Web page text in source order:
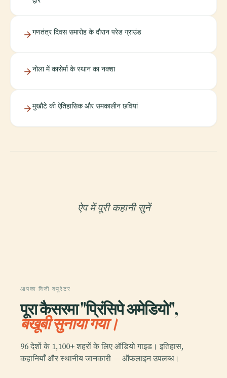
गणतंत्र दिवस समारोह के दौरान परेड ग्राउंड
नोला में कासेर्मा के स्थान का नक्शा
मुखौटे की ऐतिहासिक और समकालीन छवियां
ऐप में पूरी कहानी सुनें
आपका निजी क्यूरेटर
पूरा कैसरमा "प्रिंसिपे अमेडियो",
बखूबी सुनाया गया।
96 देशों के 1,100+ शहरों के लिए ऑडियो गाइड। इतिहास,
कहानियाँ और स्थानीय जानकारी — ऑफलाइन उपलब्ध।